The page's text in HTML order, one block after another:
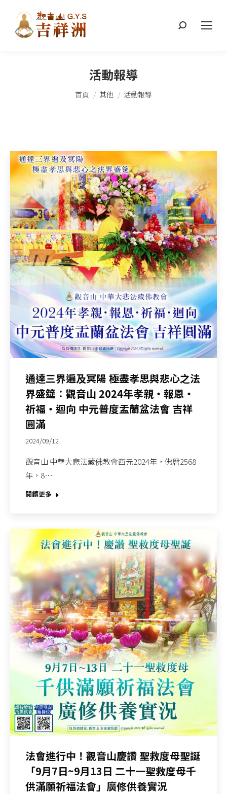
搜
活動報導
您在這裡：
首頁 其他 活動報導
通達三界遍及冥陽 極盡孝思與悲心之法
界盛筵：觀音山 2024年孝親‧報恩‧
祈福‧迴向 中元普度盂蘭盆法會 吉祥
圓滿
2024/09/12
觀音山 中華大悲法藏佛教會西元2024年，佛曆2568
年，8…
閱讀更多
法會進行中！觀音山慶讚 聖救度母聖誕
「9月7日~9月13日 二十一聖救度母千
供滿願祈福法會」廣修供養實況